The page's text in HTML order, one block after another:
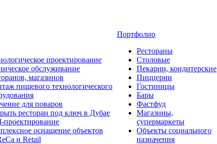
проектирование
обслуживание
магазинов
пищевого технологического
для поваров
ресторан под ключ в Дубае
проектирование
оснащение объектов
и Retail
Портфолио
Рестораны
Столовые
Пекарни, кондитерские
Пиццерии
Гостиницы
Бары
Фастфуд
Магазины,
супермаркеты
Объекты социального
назначения